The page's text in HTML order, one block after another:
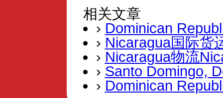
相关文章
› Dominican
› Nicaragua国际货
› Nicaragua物流
› Santo Domingo,
› Dominican